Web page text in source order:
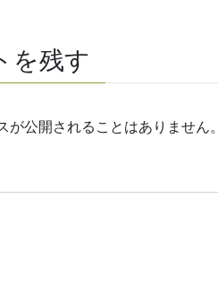
を残す
が公開されることはありません。